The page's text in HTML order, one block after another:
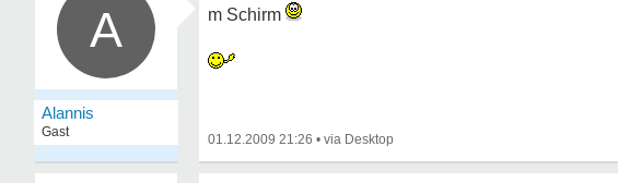
A
Alannis
Gast
m Schirm
01.12.2009 21:26 •